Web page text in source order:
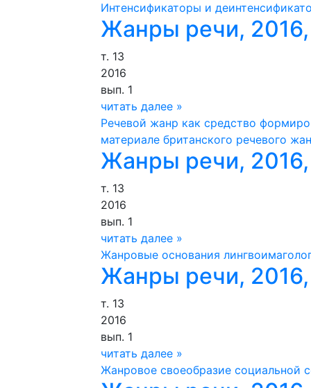
Интенсификаторы и
Жанры речи,
т. 13
2016
вып. 1
читать далее »
Речевой жанр как средство
материале британского речевого
Жанры речи,
т. 13
2016
вып. 1
читать далее »
Жанровые основания
Жанры речи,
т. 13
2016
вып. 1
читать далее »
Жанровое своеобразие социальной